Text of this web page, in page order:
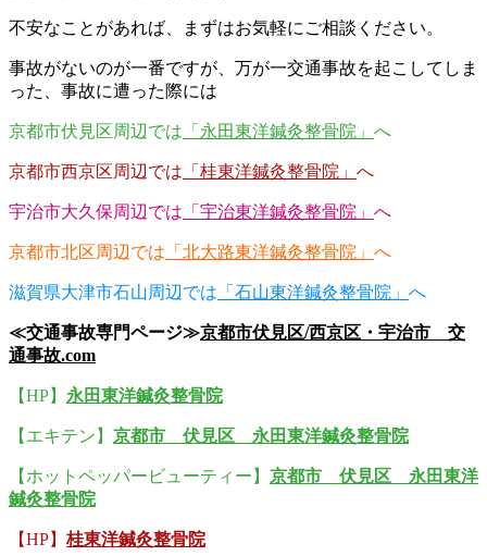
不安なことがあれば、まずはお気軽にご相談ください。
事故がないのが一番ですが、万が一交通事故を起こしてしま
った、事故に遭った際には
京都市伏見区周辺では 「永田東洋鍼灸整骨院」 へ
京都市西京区周辺では 「桂東洋鍼灸整骨院」 へ
宇治市大久保周辺では 「宇治東洋鍼灸整骨院」 へ
京都市北区周辺では 「北大路東洋鍼灸整骨院」 へ
滋賀県大津市石山周辺では 「石山東洋鍼灸整骨院」 へ
≪交通事故専門ページ≫京都市伏見区/西京区・宇治市 交
通事故.com
【HP】 永田東洋鍼灸整骨院
【エキテン】 京都市 伏見区 永田東洋鍼灸整骨院
【ホットペッパービューティー】 京都市 伏見区 永田東洋
鍼灸整骨院
【HP】 桂東洋鍼灸整骨院